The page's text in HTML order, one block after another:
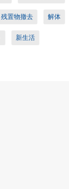
残置物撤去 解体
新生活